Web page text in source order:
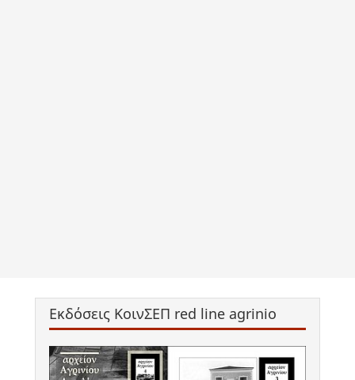
Εκδόσεις ΚοινΣΕΠ red line agrinio